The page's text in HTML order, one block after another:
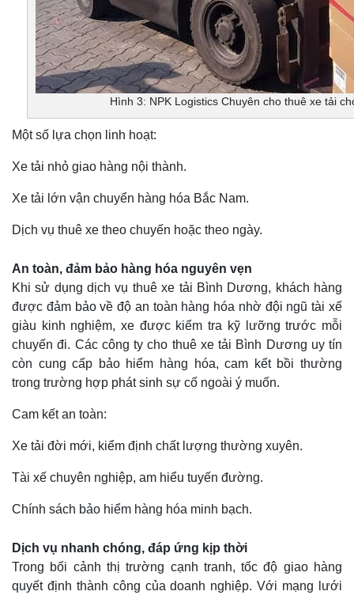
Hình 3: NPK Logistics Chuyên cho thuê xe tải
Một số lựa chọn linh hoạt:
Xe tải nhỏ giao hàng nội thành.
Xe tải lớn vận chuyển hàng hóa Bắc Nam.
Dịch vụ thuê xe theo chuyến hoặc theo ngày.
An toàn, đảm bảo hàng hóa nguyên vẹn
Khi sử dụng dịch vụ thuê xe tải Bình Dương, khách hàng
được đảm bảo về độ an toàn hàng hóa nhờ đội ngũ tài xế
giàu kinh nghiệm, xe được kiểm tra kỹ lưỡng trước mỗi
chuyến đi. Các công ty cho thuê xe tải Bình Dương uy tín
còn cung cấp bảo hiểm hàng hóa, cam kết bồi thường
trong trường hợp phát sinh sự cố ngoài ý muốn.
Cam kết an toàn:
Xe tải đời mới, kiểm định chất lượng thường xuyên.
Tài xế chuyên nghiệp, am hiểu tuyến đường.
Chính sách bảo hiểm hàng hóa minh bạch.
Dịch vụ nhanh chóng, đáp ứng kịp thời
Trong bối cảnh thị trường cạnh tranh, tốc độ giao hàng
quyết định thành công của doanh nghiệp. Với mạng lưới